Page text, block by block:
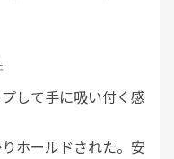
して手に吸い付く感
ホールドされた。安